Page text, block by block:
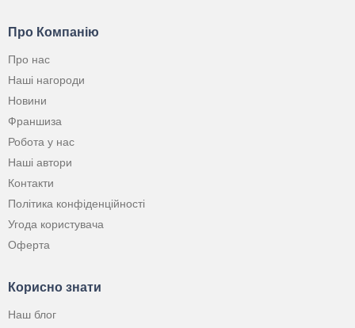
Про Компанію
Про нас
Наші нагороди
Новини
Франшиза
Робота у нас
Наші автори
Контакти
Політика конфіденційності
Угода користувача
Оферта
Корисно знати
Наш блог